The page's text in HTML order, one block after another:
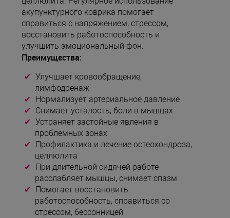
акупунктурного коврика помогает
справиться с напряжением, стрессом,
восстановить работоспособность и
улучшить эмоциональный фон.
Преимущества:
Улучшает кровообращение,
лимфодренаж
Нормализует артериальное давление
Снимает усталость, боли в мышцах
Устраняет застойные явления в
проблемных зонах
Профилактика и лечение остеохондроза,
целлюлита
При длительной сидячей работе
расслабляет мышцы, снимает спазм
Помогает восстановить
работоспособность, справиться со
стрессом, бессонницей